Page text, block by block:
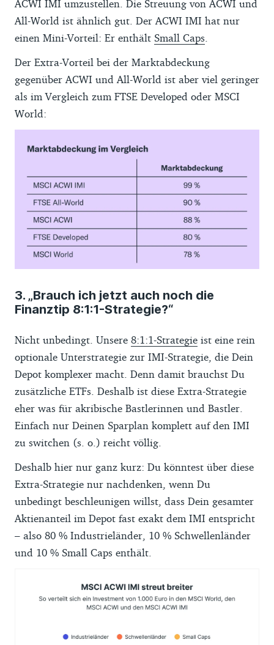
ACWI IMI umzustellen. Die Streuung von ACWI und
All-World ist ähnlich gut. Der ACWI IMI hat nur
einen Mini-Vorteil: Er enthält Small Caps
Der Extra-Vorteil bei der Marktabdeckung
gegenüber ACWI und All-World ist aber viel geringer
als im Vergleich zum FTSE Developed oder MSCI
World:
3. „Brauch ich jetzt auch noch die
Finanztip 8:1:1-Strategie?“
Nicht unbedingt. Unsere 8:1:1-Strategie ist eine rein
optionale Unterstrategie zur IMI-Strategie, die Dein
Depot komplexer macht. Denn damit brauchst Du
zusätzliche ETFs. Deshalb ist diese Extra-Strategie
eher was für akribische Bastlerinnen und Bastler.
Einfach nur Deinen Sparplan komplett auf den IMI
zu switchen (s. o.) reicht völlig.
Deshalb hier nur ganz kurz: Du könntest über diese
Extra-Strategie nur nachdenken, wenn Du
unbedingt beschleunigen willst, dass Dein gesamter
Aktienanteil im Depot fast exakt dem IMI entspricht
– also 80 % Industrieländer, 10 % Schwellenländer
und 10 % Small Caps enthält.